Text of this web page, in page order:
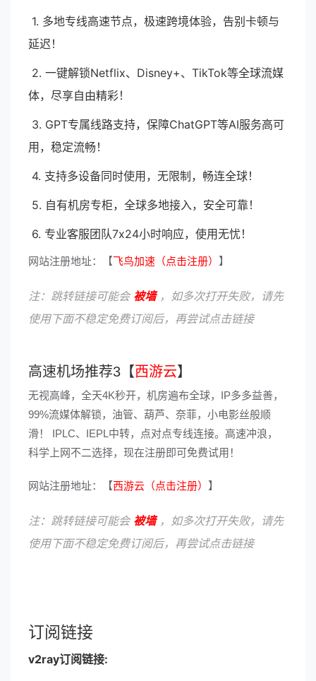
1. 多地专线高速节点，极速跨境体验，告别卡顿与
延迟！
2. 一键解锁Netflix、Disney+、TikTok等全球流媒
体，尽享自由精彩！
3. GPT专属线路支持，保障ChatGPT等AI服务高可
用，稳定流畅！
4. 支持多设备同时使用，无限制，畅连全球！
5. 自有机房专柜，全球多地接入，安全可靠！
6. 专业客服团队7x24小时响应，使用无忧！
网站注册地址：【飞鸟加速（点击注册） 】
注：跳转链接可能会 被墙，如多次打开失败，请先
使用下面不稳定免费订阅后，再尝试点击链接
高速机场推荐3【西游云】
无视高峰，全天4K秒开，机房遍布全球，IP多多益善，
99%流媒体解锁，油管、葫芦、奈菲，小电影丝般顺
滑！ IPLC、IEPL中转，点对点专线连接。高速冲浪，
科学上网不二选择，现在注册即可免费试用！
网站注册地址：【西游云（点击注册） 】
注：跳转链接可能会 被墙，如多次打开失败，请先
使用下面不稳定免费订阅后，再尝试点击链接
订阅链接
v2ray订阅链接: